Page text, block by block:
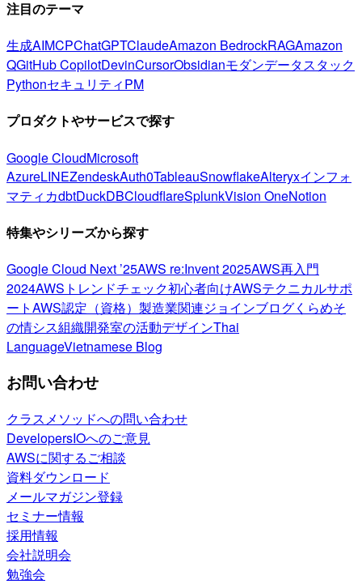
注目のテーマ
生成AIMCPChatGPTClaudeAmazon BedrockRAGAmazon
QGitHub CopilotDevinCursorObsidianモダンデータスタック
PythonセキュリティPM
プロダクトやサービスで探す
Google CloudMicrosoft
AzureLINEZendeskAuth0TableauSnowflakeAlteryxインフォ
マティカdbtDuckDBCloudflareSplunkVision OneNotion
特集やシリーズから探す
Google Cloud Next ’25AWS re:Invent 2025AWS再入門
2024AWSトレンドチェック初心者向けAWSテクニカルサポ
ートAWS認定（資格） 製造業関連ジョインブログくらめそ
の情シス組織開発室の活動デザインThai
LanguageVietnamese Blog
お問い合わせ
クラスメソッドへの問い合わせ
DevelopersIOへのご意見
AWSに関するご相談
資料ダウンロード
メールマガジン登録
セミナー情報
採用情報
会社説明会
勉強会